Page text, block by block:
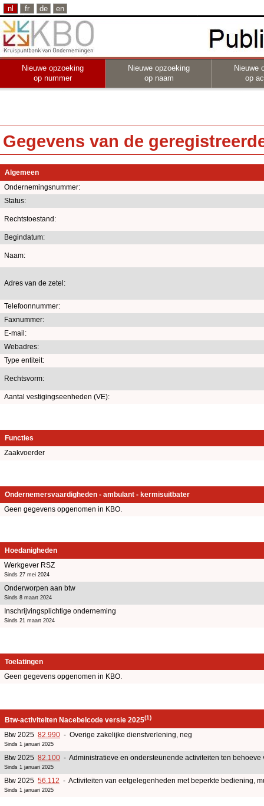
nl fr de en
Nieuwe opzoeking
op nummer
Nieuwe opzoeking
op naam
Nieuwe
op
Gegevens van de
Algemeen
Ondernemingsnummer:
Status:
Rechtstoestand:
Begindatum:
Naam:
Adres van de zetel:
Telefoonnummer:
Faxnummer:
E-mail:
Webadres:
Type entiteit:
Rechtsvorm:
Aantal vestigingseenheden (VE):
Functies
Zaakvoerder
Ondernemersvaardigheden - ambulant - kermisuitbater
Geen gegevens opgenomen in KBO.
Hoedanigheden
Werkgever RSZ
Sinds 27 mei 2024
Onderworpen aan btw
Sinds 8 maart 2024
Inschrijvingsplichtige onderneming
Sinds 21 maart 2024
Toelatingen
Geen gegevens opgenomen in KBO.
Btw-activiteiten Nacebelcode versie 2025(1)
Btw 2025 82.990 - Overige zakelijke dienstverlening, neg
Sinds 1 januari 2025
Btw 2025 82.100 - Administratieve en ondersteunende activiteiten ten behoeve
Sinds 1 januari 2025
Btw 2025 56.112 - Activiteiten van eetgelegenheden met beperkte bediening,
Sinds 1 januari 2025